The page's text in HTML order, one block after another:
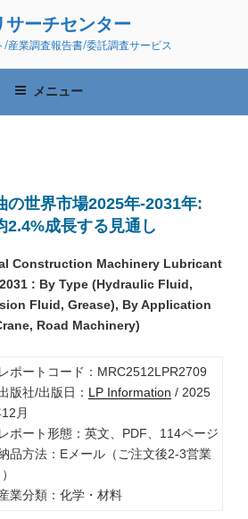
サーチセンター
産業調査報告書/委託調査サービス
メニュー
の世界市場2025年-2031年:
2.4%成長する見通し
Construction Machinery Lubricant
: By Type (Hydraulic Fluid,
Fluid, Grease), By Application
Road Machinery)
ポートコード：MRC2512LPR2709
版社/出版日： LP Information / 2025
月
ポート形態：英文、PDF、114ページ
品方法：Eメール（ご注文後2-3営業
業分類：化学・材料